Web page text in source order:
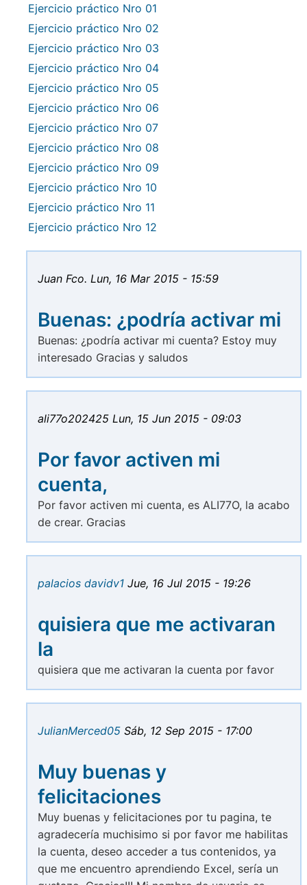
Ejercicio práctico Nro 01
Ejercicio práctico Nro 02
Ejercicio práctico Nro 03
Ejercicio práctico Nro 04
Ejercicio práctico Nro 05
Ejercicio práctico Nro 06
Ejercicio práctico Nro 07
Ejercicio práctico Nro 08
Ejercicio práctico Nro 09
Ejercicio práctico Nro 10
Ejercicio práctico Nro 11
Ejercicio práctico Nro 12
Juan Fco. Lun, 16 Mar 2015 - 15:59
Buenas: ¿podría activar mi
Buenas: ¿podría activar mi cuenta? Estoy muy
interesado Gracias y saludos
ali77o202425 Lun, 15 Jun 2015 - 09:03
Por favor activen mi
cuenta,
Por favor activen mi cuenta, es ALI77O, la acabo
de crear. Gracias
palacios davidv1 Jue, 16 Jul 2015 - 19:26
quisiera que me activaran
la
quisiera que me activaran la cuenta por favor
JulianMerced05 Sáb, 12 Sep 2015 - 17:00
Muy buenas y
felicitaciones
Muy buenas y felicitaciones por tu pagina, te
agradecería muchisimo si por favor me habilitas
la cuenta, deseo acceder a tus contenidos, ya
que me encuentro aprendiendo Excel, sería un